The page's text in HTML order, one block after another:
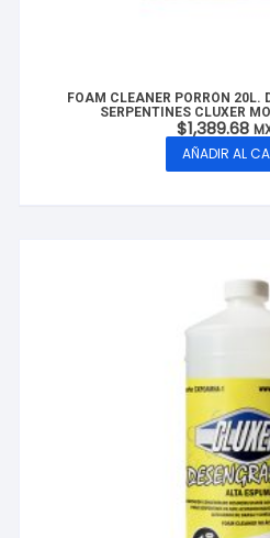
FOAM CLEANER PORRÓN 20L.
SERPENTINES CLUXER
$1,389.68
AÑADIR AL